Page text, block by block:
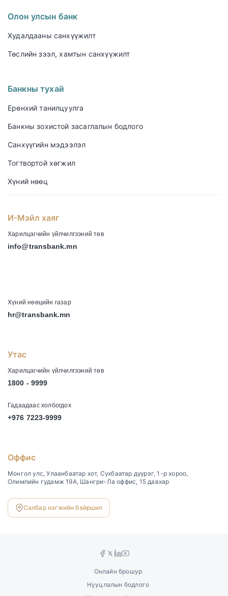
Олон улсын банк
Худалдааны санхүүжилт
Төслийн зээл, хамтын санхүүжилт
Банкны тухай
Ерөнхий танилцуулга
Банкны зохистой засаглалын бодлого
Санхүүгийн мэдээлэл
Тогтвортой хөгжил
Хүний нөөц
И-Мэйл хаяг
Харилцагчийн үйлчилгээний төв
info@transbank.mn
Хүний нөөцийн газар
hr@transbank.mn
Утас
Харилцагчийн үйлчилгээний төв
1800 - 9999
Гадаадаас холбогдох
+976 7223-9999
Оффис
Монгол улс, Улаанбаатар хот, Сүхбаатар дүүрэг, 1-р хороо,
Олимпийн гудамж 19А, Шангри-Ла оффис, 15 давхар
Салбар нэгжийн байршил
Нууцлалын бодлого
Онлайн брошур